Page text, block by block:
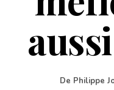
De Philippe